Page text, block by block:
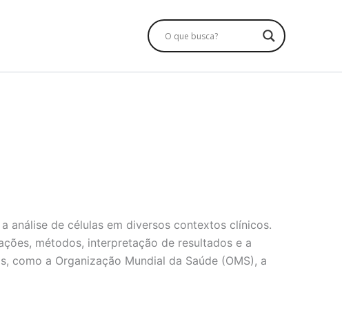
análise de células em diversos contextos clínicos.
métodos, interpretação de resultados e a
como a Organização Mundial da Saúde (OMS), a